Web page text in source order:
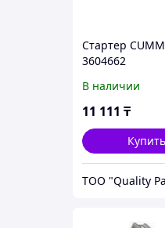
Стартер
3604662
В наличии
11 111 ₸
Купить
ТОО "Quality